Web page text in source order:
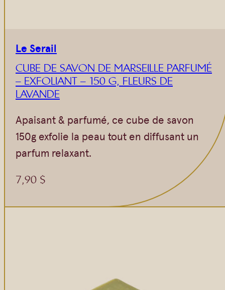
Le Serail
CUBE DE SAVON DE MARSEILLE PARFUMÉ
– EXFOLIANT – 150 G, FLEURS DE
LAVANDE
Apaisant & parfumé, ce cube de savon
150g exfolie la peau tout en diffusant un
parfum relaxant.
7,90 $